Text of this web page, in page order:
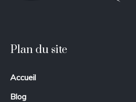
Plan du site
Accueil
Blog